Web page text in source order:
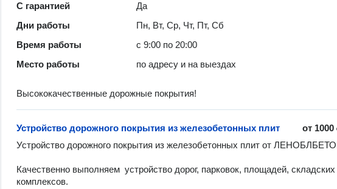
С гарантией
Да
Дни работы
Пн, Вт, Ср, Чт, Пт, Сб
Время работы
с 9:00 по 20:00
Место работы
по адресу и на выездах
Высококачественные дорожные покрытия!
от 1000
Устройство дорожного покрытия из железобетонных плит
Устройство дорожного покрытия из железобетонных плит от
Качественно выполняем  устройство дорог, парковок, площадей, складских
комплексов.